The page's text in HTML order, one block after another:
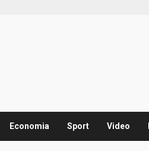
Economia Sport Video